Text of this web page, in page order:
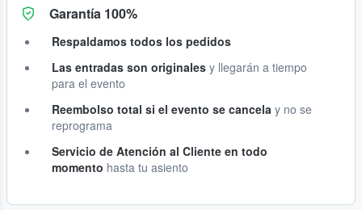
Garantía 100%
Respaldamos todos los pedidos
Las entradas son originales y llegarán a tiempo
para el evento
Reembolso total si el evento se cancela y no se
reprograma
Servicio de Atención al Cliente en todo
momento hasta tu asiento